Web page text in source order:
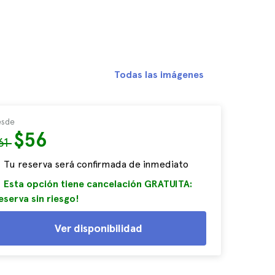
$56
Tu reserva será confirmada de inmediato
Esta opción tiene cancelación GRATUITA:
sin riesgo!
Ver disponibilidad
Todas las imágenes